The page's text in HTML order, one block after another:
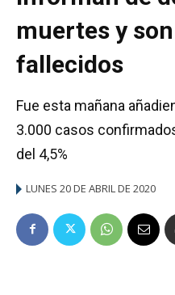
muertes y
fallecidos
Fue esta mañana
3.000 casos
del 4,5%
LUNES 20 DE ABRIL DE 2020